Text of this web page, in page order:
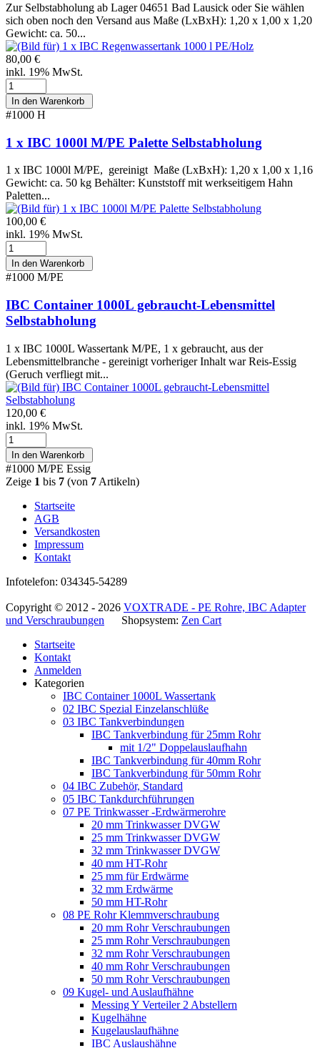
Zur Selbstabholung ab Lager 04651 Bad Lausick oder Sie wählen
sich oben noch den Versand aus Maße (LxBxH): 1,20 x 1,00 x 1,20
Gewicht: ca. 50...
80,00 €
inkl. 19% MwSt.
#1000 H
1 x IBC 1000l M/PE Palette Selbstabholung
1 x IBC 1000l M/PE, gereinigt Maße (LxBxH): 1,20 x 1,00 x 1,16
Gewicht: ca. 50 kg Behälter: Kunststoff mit werkseitigem Hahn
Paletten...
100,00 €
inkl. 19% MwSt.
#1000 M/PE
IBC Container 1000L gebraucht-Lebensmittel
Selbstabholung
1 x IBC 1000L Wassertank M/PE, 1 x gebraucht, aus der
Lebensmittelbranche - gereinigt vorheriger Inhalt war Reis-Essig
(Geruch verfliegt mit...
120,00 €
inkl. 19% MwSt.
#1000 M/PE Essig
Zeige 1 bis 7 (von 7 Artikeln)
Startseite
AGB
Versandkosten
Impressum
Kontakt
Infotelefon: 034345-54289
Copyright © 2012 - 2026 VOXTRADE - PE Rohre, IBC Adapter
und Verschraubungen Shopsystem: Zen Cart
Startseite
Kontakt
Anmelden
Kategorien
IBC Container 1000L Wassertank
02 IBC Spezial Einzelanschlüße
03 IBC Tankverbindungen
IBC Tankverbindung für 25mm Rohr
mit 1/2" Doppelauslaufhahn
IBC Tankverbindung für 40mm Rohr
IBC Tankverbindung für 50mm Rohr
04 IBC Zubehör, Standard
05 IBC Tankdurchführungen
07 PE Trinkwasser -Erdwärmerohre
20 mm Trinkwasser DVGW
25 mm Trinkwasser DVGW
32 mm Trinkwasser DVGW
40 mm HT-Rohr
25 mm für Erdwärme
32 mm Erdwärme
50 mm HT-Rohr
08 PE Rohr Klemmverschraubung
20 mm Rohr Verschraubungen
25 mm Rohr Verschraubungen
32 mm Rohr Verschraubungen
40 mm Rohr Verschraubungen
50 mm Rohr Verschraubungen
09 Kugel- und Auslaufhähne
Messing Y Verteiler 2 Abstellern
Kugelhähne
Kugelauslaufhähne
IBC Auslaushähne